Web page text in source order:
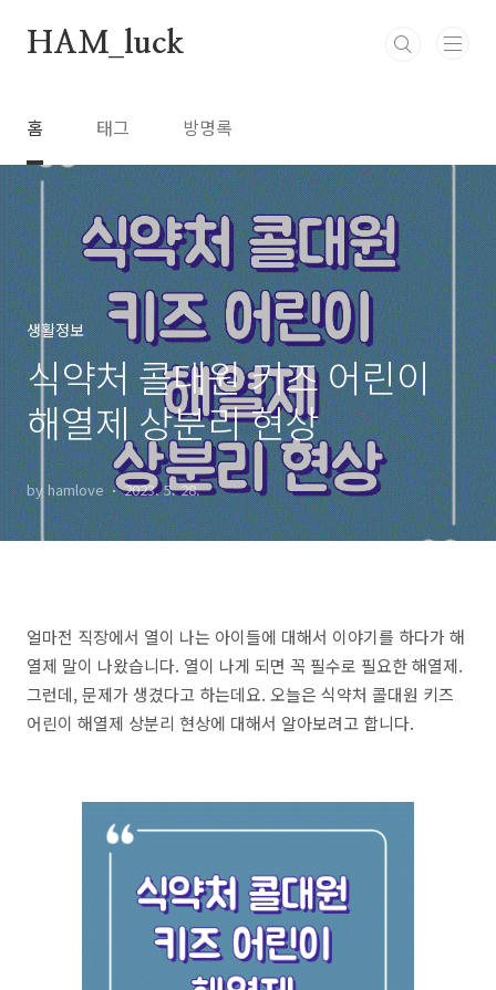
HAM_luck
홈 태그 방명록
생활정보
식약처 콜대원 키즈 어린이
해열제 상분리 현상
by hamlove 2023. 5. 28.
얼마전 직장에서 열이 나는 아이들에 대해서 이야기를 하다가 해
열제 말이 나왔습니다. 열이 나게 되면 꼭 필수로 필요한 해열제.
그런데, 문제가 생겼다고 하는데요. 오늘은 식약처 콜대원 키즈
어린이 해열제 상분리 현상에 대해서 알아보려고 합니다.